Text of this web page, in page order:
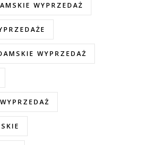
WYPRZEDAŻ
WYPRZEDAŻ